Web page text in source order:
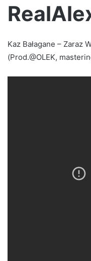
Kaz Bałagane – Zaraz
(Prod.@OLEK,